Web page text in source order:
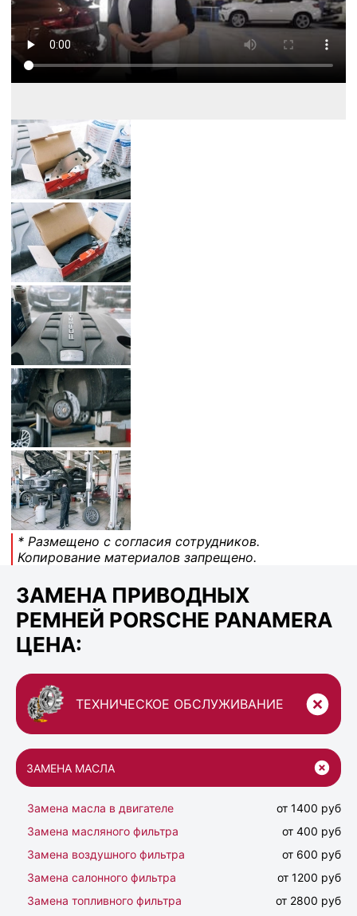
* Размещено с согласия сотрудников.
Копирование материалов запрещено.
ЗАМЕНА ПРИВОДНЫХ
РЕМНЕЙ PORSCHE PANAMERA
ЦЕНА:
ТЕХНИЧЕСКОЕ ОБСЛУЖИВАНИЕ
ЗАМЕНА МАСЛА
Замена масла в двигателе
от 1400 руб
Замена масляного фильтра
от 400 руб
Замена воздушного фильтра
от 600 руб
Замена салонного фильтра
от 1200 руб
Замена топливного фильтра
от 2800 руб